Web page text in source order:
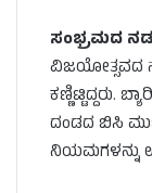
ಸಂಭ್ರಮದ
ವಿಜಯೋತ್ಸವದ
ಕಣ್ಣಿಟ್ಟಿದ್ದರು.
ದಂಡದ ಬಿಸಿ
ನಿಯಮಗಳನ್ನು